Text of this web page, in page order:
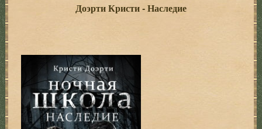
Доэрти Кристи - Наследие